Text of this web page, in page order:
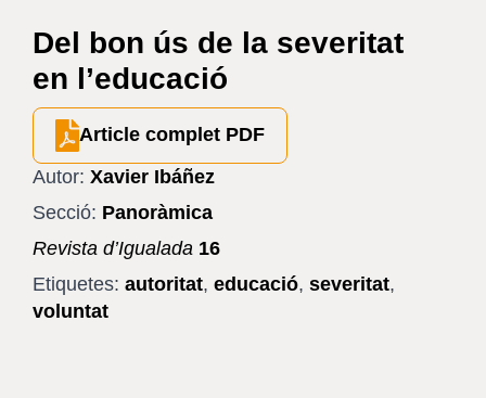
Del bon ús de la severitat
en l’educació
Article complet PDF
Autor: Xavier Ibáñez
Secció: Panoràmica
Revista d’Igualada 16
Etiquetes: autoritat, educació, severitat,
voluntat